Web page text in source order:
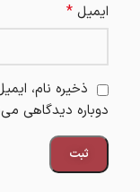
ایمیل *
ذخیره نام،
دوباره دیدگاهی